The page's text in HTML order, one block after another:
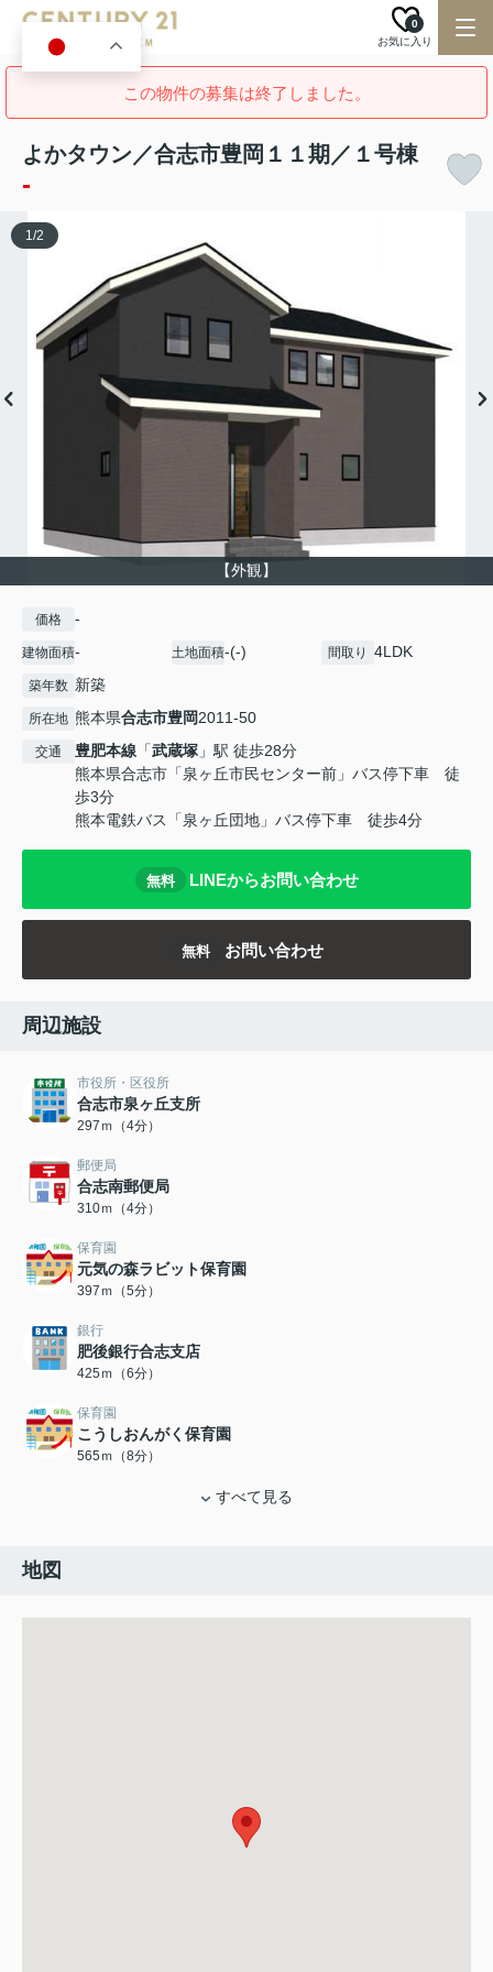
お気に入り
0
この物件の募集は終了しました。
よかタウン／合志市豊岡１１期／１号棟
-
【外観】
1/2
価格 -
建物面積- 土地面積-(-) 間取り 4LDK
築年数 新築
所在地 熊本県合志市豊岡2011-50
交通 豊肥本線 「武蔵塚 」駅 徒歩28分
熊本県合志市「泉ヶ丘市民センター前」バス停下車 徒
歩3分
熊本電鉄バス「泉ヶ丘団地」バス停下車 徒歩4分
無料 LINEからお問い合わせ
無料 お問い合わせ
周辺施設
市役所・区役所
合志市泉ヶ丘支所
297ｍ（4分）
郵便局
合志南郵便局
310ｍ（4分）
保育園
元気の森ラビット保育園
397ｍ（5分）
銀行
肥後銀行合志支店
425ｍ（6分）
保育園
こうしおんがく保育園
565ｍ（8分）
すべて見る
地図